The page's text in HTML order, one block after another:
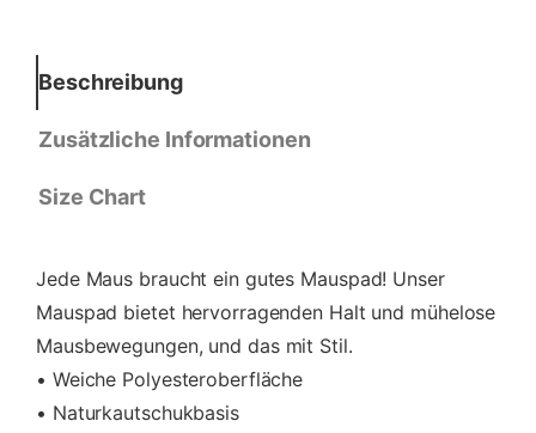
e
g
Beschreibung
Zusätzliche Informationen
Size Chart
Jede Maus braucht ein gutes Mauspad! Unser
Mauspad bietet hervorragenden Halt und mühelose
Mausbewegungen, und das mit Stil.
• Weiche Polyesteroberfläche
• Naturkautschukbasis